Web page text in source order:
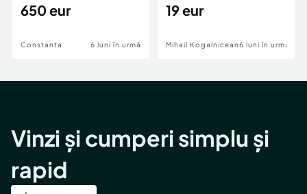
D24 si D25
650 eur
Constanta 6 luni în urmă
deschidere 71 ml la
19 eur
Mihail Kogalniceanu6 luni în urmă
Vinzi și cumperi simplu și
rapid